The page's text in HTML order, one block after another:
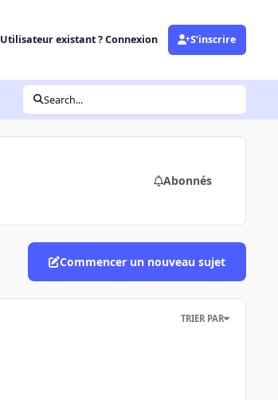
Utilisateur existant ? Connexion S’inscrire
Search...
Abonnés
Commencer un nouveau sujet
TRIER PAR